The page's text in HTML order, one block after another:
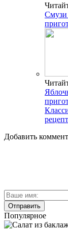
Смузи
рецепт
Добавить
Популярное